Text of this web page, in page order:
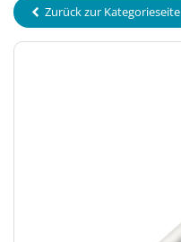
Zurück zur Kategorieseite